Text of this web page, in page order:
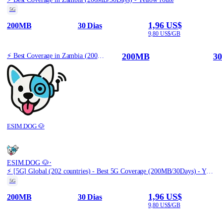
5G
200MB 30 Dias 1,96 US$
9,80 US$/GB
⚡️ Best Coverage in Zambia (200MB/30Days) - Yellow route
ESIM.DOG 🐶
200MB
ESIM.DOG 🐶·
⚡️ [5G] Global (202 countries) - Best 5G Coverage (200MB/30Days) - Yellow route
5G
200MB 30 Dias 1,96 US$
9,80 US$/GB